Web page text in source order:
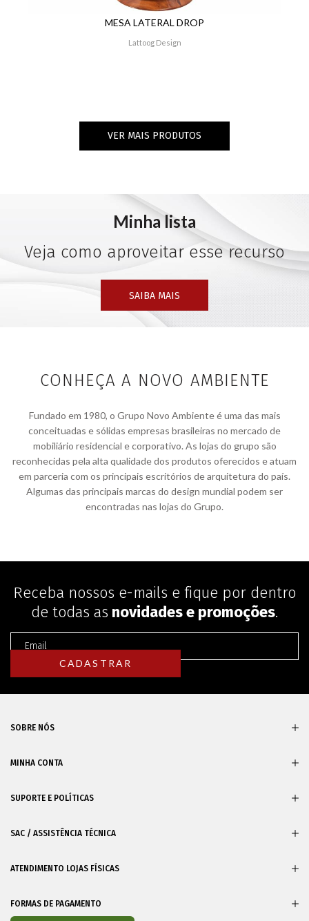
MESA LATERAL DROP
Lattoog Design
VER MAIS PRODUTOS
Minha lista
Veja como aproveitar esse recurso
SAIBA MAIS
CONHEÇA A NOVO AMBIENTE
Fundado em 1980, o Grupo Novo Ambiente é uma das mais
conceituadas e sólidas empresas brasileiras no mercado de
mobiliário residencial e corporativo. As lojas do grupo são
reconhecidas pela alta qualidade dos produtos oferecidos e atuam
em parceria com os principais escritórios de arquitetura do país.
Algumas das principais marcas do design mundial podem ser
encontradas nas lojas do Grupo.
Receba nossos e-mails e fique por dentro
de todas as novidades e promoções.
SOBRE NÓS
MINHA CONTA
SUPORTE E POLÍTICAS
SAC / ASSISTÊNCIA TÉCNICA
ATENDIMENTO LOJAS FÍSICAS
FORMAS DE PAGAMENTO